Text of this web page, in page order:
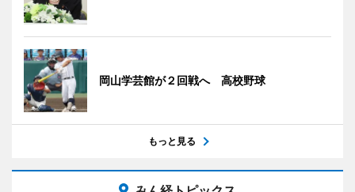
岡山学芸館が２回戦へ 高校野球
もっと見る